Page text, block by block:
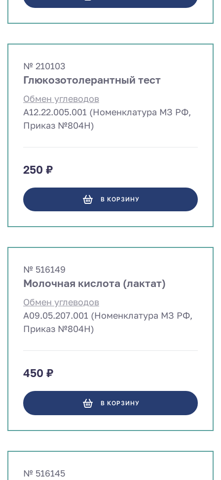
№ 210103
Глюкозотолерантный тест
Обмен углеводов
A12.22.005.001 (Номенклатура МЗ РФ,
Приказ №804Н)
250 ₽
В КОРЗИНУ
№ 516149
Молочная кислота (лактат)
Обмен углеводов
A09.05.207.001 (Номенклатура МЗ РФ,
Приказ №804Н)
450 ₽
В КОРЗИНУ
№ 516145